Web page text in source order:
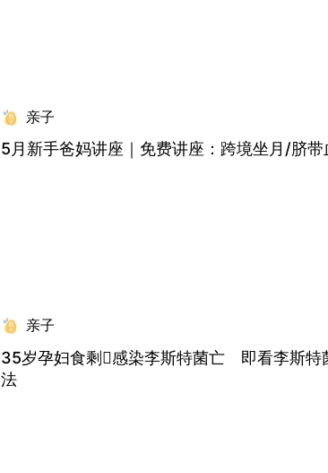
亲子
5月新手爸妈讲座｜免费讲座：跨境坐月/脐
亲子
35岁孕妇食剩𩠌感染李斯特菌亡 即看李斯特
法